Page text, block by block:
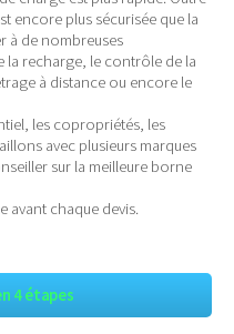
encore plus sécurisée que la
à de nombreuses
recharge, le contrôle de la
à distance ou encore le
les copropriétés, les
avec plusieurs marques
sur la meilleure borne
avant chaque devis.
4 étapes